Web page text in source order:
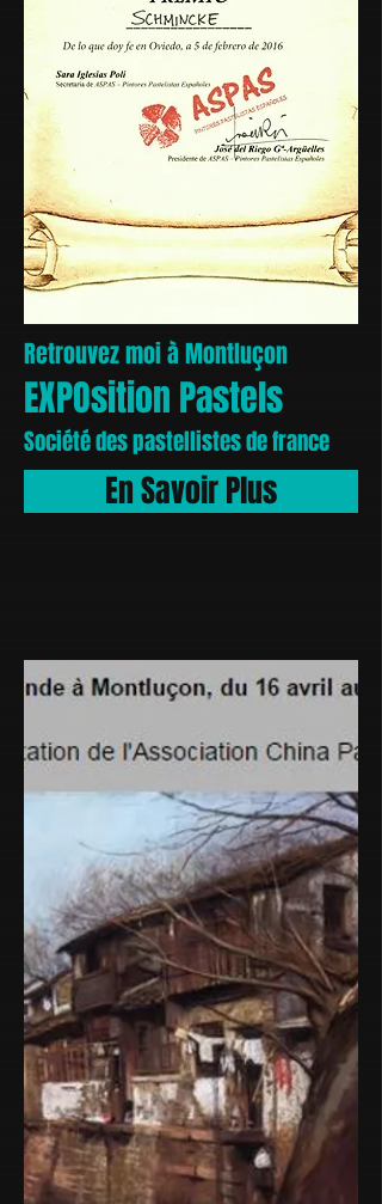
Retrouvez moi à Montluçon
EXPOsition Pastels
Société des pastellistes de france
En Savoir Plus